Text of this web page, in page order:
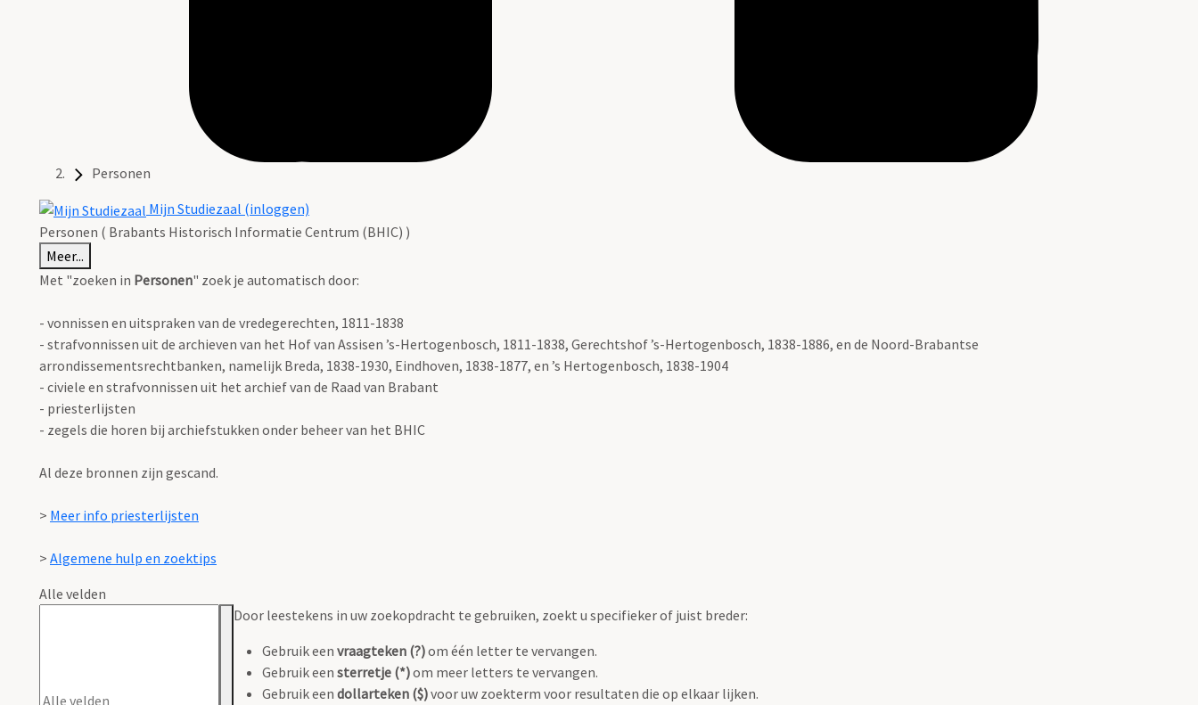
Personen
Mijn Studiezaal (inloggen)
Personen ( Brabants Historisch Informatie Centrum (BHIC) )
Meer...
Met "zoeken in Personen" zoek je automatisch door:
- vonnissen en uitspraken van de vredegerechten, 1811-1838
- strafvonnissen uit de archieven van het Hof van Assisen ’s-Hertogenbosch, 1811-1838, Gerechtshof ’s-Hertogenbosch, 1838-1886, en de Noord-Brabantse
arrondissementsrechtbanken, namelijk Breda, 1838-1930, Eindhoven, 1838-1877, en ’s Hertogenbosch, 1838-1904
- civiele en strafvonnissen uit het archief van de Raad van Brabant
- priesterlijsten
- zegels die horen bij archiefstukken onder beheer van het BHIC
Al deze bronnen zijn gescand.
> Meer info priesterlijsten
> Algemene hulp en zoektips
Alle velden
Door leestekens in uw zoekopdracht te gebruiken, zoekt u specifieker of juist breder:
Gebruik een vraagteken (?)om één letter te vervangen.
Gebruik een sterretje (*)om meer letters te vervangen.
Gebruik een dollarteken ($)voor uw zoekterm voor resultaten die op elkaar lijken.